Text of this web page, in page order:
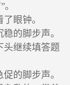
眼钟。
的脚步声。
头继续填答题
的脚步声。